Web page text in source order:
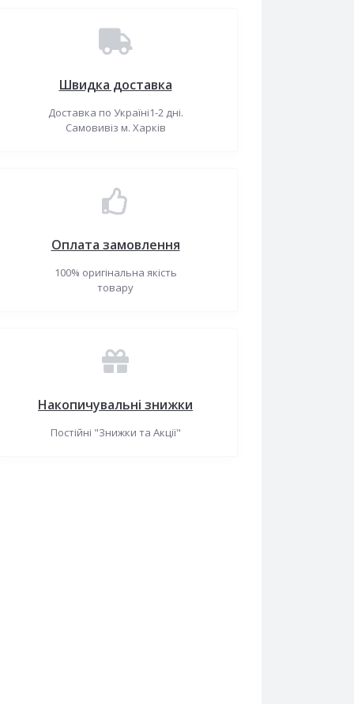
Швидка доставка
Доставка по Україні1-2 дні.
Самовивіз м. Харків
Оплата замовлення
100% оригінальна якість
товару
Накопичувальні знижки
Постійні "Знижки та Акції"